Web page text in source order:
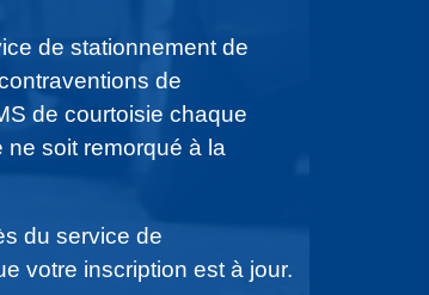
de stationnement de
de
de courtoisie chaque
soit remorqué à la
du service de
votre inscription est à jour.